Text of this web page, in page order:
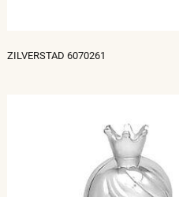
ZILVERSTAD 6070261